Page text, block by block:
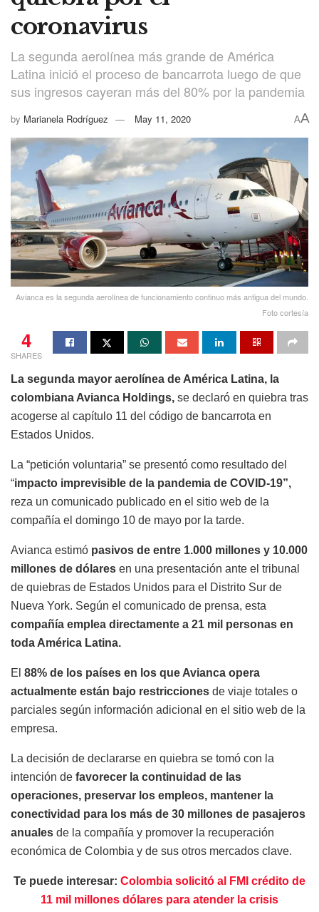
coronavirus
La segunda aerolínea más grande de América
Latina inició el proceso de bancarrota luego de que
sus ingresos cayeran más del 80% por la pandemia
by Marianela Rodríguez May 11, 2020 AA
Avianca es la segunda aerolínea de funcionamiento continuo más antigua del mundo.
Foto cortesía
4
SHARES
La segunda mayor aerolínea de América Latina, la
colombiana Avianca Holdings, se declaró en quiebra tras
acogerse al capítulo 11 del código de bancarrota en
Estados Unidos.
La “petición voluntaria” se presentó como resultado del
“impacto imprevisible de la pandemia de COVID-19”,
reza un comunicado publicado en el sitio web de la
compañía el domingo 10 de mayo por la tarde.
Avianca estimó pasivos de entre 1.000 millones y 10.000
millones de dólares en una presentación ante el tribunal
de quiebras de Estados Unidos para el Distrito Sur de
Nueva York. Según el comunicado de prensa, esta
compañía emplea directamente a 21 mil personas en
toda América Latina.
El 88% de los países en los que Avianca opera
actualmente están bajo restricciones de viaje totales o
parciales según información adicional en el sitio web de la
empresa.
La decisión de declararse en quiebra se tomó con la
intención de favorecer la continuidad de las
operaciones, preservar los empleos, mantener la
conectividad para los más de 30 millones de pasajeros
anuales de la compañía y promover la recuperación
económica de Colombia y de sus otros mercados clave.
Te puede interesar: Colombia solicitó al FMI crédito de
11 mil millones dólares para atender la crisis